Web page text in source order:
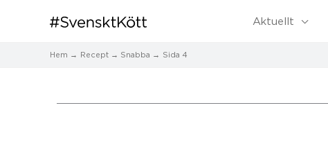
Aktuellt
Hem Recept Snabba Sida 4